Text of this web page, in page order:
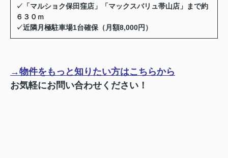
✓ 「マルショク保田窪店」「マックスバリュ帯山店」まで約
６３０ｍ
✓近隣月極駐車場1台確保（月額8,000円）
→物件をもっと知りたい方はこちらから
お気軽にお問い合わせください！